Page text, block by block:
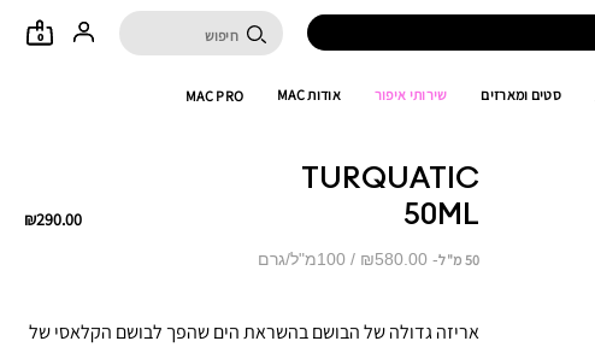
0
סטים ומארזים שירותי איפור אודות MAC MAC PRO
TURQUATIC
50ML
₪290.00
50 מ"ל ₪580.00 / 100מ"ל/גרם
אריזה גדולה של הבושם בהשראת הים שהפך לבושם הקלאסי של